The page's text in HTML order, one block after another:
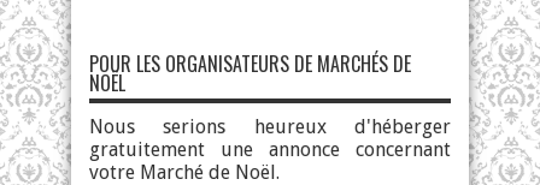
POUR LES ORGANISATEURS DE MARCHÉS DE
NOËL
Nous serions heureux d'héberger
gratuitement une annonce concernant
votre Marché de Noël.